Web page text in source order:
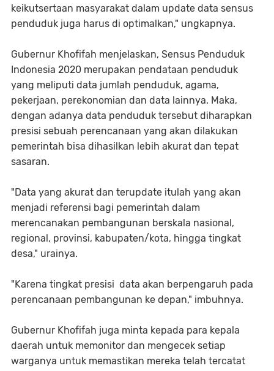
keikutsertaan masyarakat dalam update data sensus
penduduk juga harus di optimalkan," ungkapnya.
Gubernur Khofifah menjelaskan, Sensus Penduduk
Indonesia 2020 merupakan pendataan penduduk
yang meliputi data jumlah penduduk, agama,
pekerjaan, perekonomian dan data lainnya. Maka,
dengan adanya data penduduk tersebut diharapkan
presisi sebuah perencanaan yang akan dilakukan
pemerintah bisa dihasilkan lebih akurat dan tepat
sasaran.
"Data yang akurat dan terupdate itulah yang akan
menjadi referensi bagi pemerintah dalam
merencanakan pembangunan berskala nasional,
regional, provinsi, kabupaten/kota, hingga tingkat
desa," urainya.
"Karena tingkat presisi data akan berpengaruh pada
perencanaan pembangunan ke depan," imbuhnya.
Gubernur Khofifah juga minta kepada para kepala
daerah untuk memonitor dan mengecek setiap
warganya untuk memastikan mereka telah tercatat